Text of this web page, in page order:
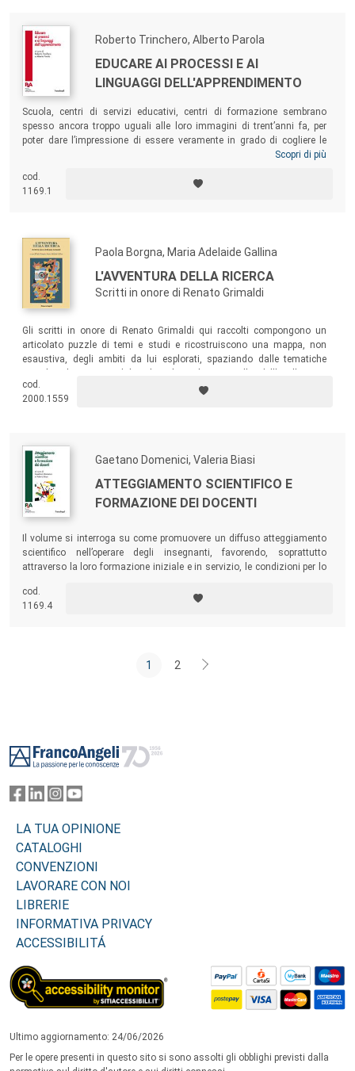
Roberto Trinchero, Alberto Parola
EDUCARE AI PROCESSI E AI
LINGUAGGI DELL'APPRENDIMENTO
Scuola, centri di servizi educativi, centri di formazione sembrano
spesso ancora troppo uguali alle loro immagini di trent’anni fa, per
poter dare l’impressione di essere veramente in grado di cogliere le
opportunità offerte dalle tecnologie che hanno rivoluzionato il mondo.
cambiamento, nell’ottica che stare fermi di fronte a un mondo che
procede in direzioni non prevedibili è la peggiore delle strategie
Scopri di più
cod.
1169.1
Paola Borgna, Maria Adelaide Gallina
L'AVVENTURA DELLA RICERCA
Scritti in onore di Renato Grimaldi
Gli scritti in onore di Renato Grimaldi qui raccolti compongono un
articolato puzzle di temi e studi e ricostruiscono una mappa, non
esaustiva, degli ambiti da lui esplorati, spaziando dalle tematiche
Artificiale, sino a quelle della didattica innovativa e della robotica
educativa.
cod.
2000.1559
Gaetano Domenici, Valeria Biasi
ATTEGGIAMENTO SCIENTIFICO E
FORMAZIONE DEI DOCENTI
Il volume si interroga su come promuovere un diffuso atteggiamento
scientifico nell’operare degli insegnanti, favorendo, soprattutto
attraverso la loro formazione iniziale e in servizio, le condizioni per lo
squisitamente scientifico.
cod.
1169.4
1 2
LA TUA OPINIONE
CATALOGHI
CONVENZIONI
LAVORARE CON NOI
LIBRERIE
INFORMATIVA PRIVACY
ACCESSIBILITÁ
Ultimo aggiornamento: 24/06/2026
Per le opere presenti in questo sito si sono assolti gli obblighi previsti dalla